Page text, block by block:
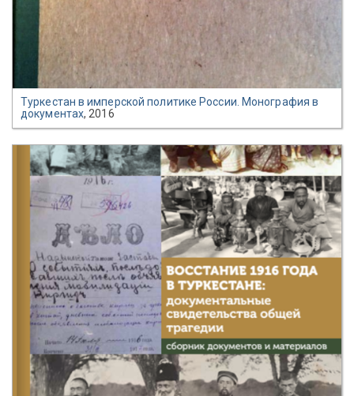
Туркестан в имперской политике России. Монография в
документах, 2016